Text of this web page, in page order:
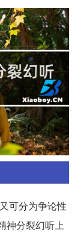
可分为争论性
神分裂幻听上